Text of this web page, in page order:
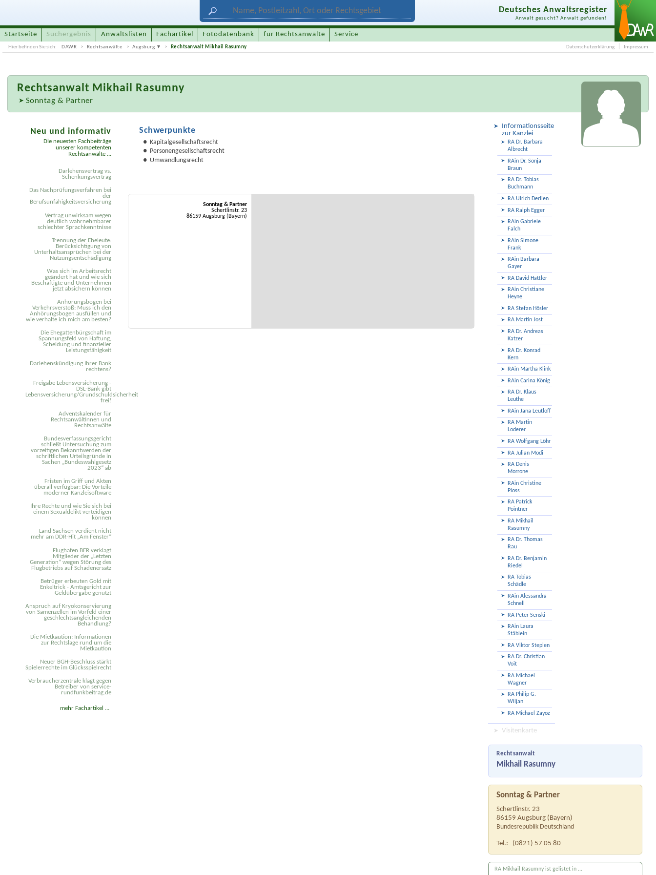
Deutsches Anwaltsregister
Anwalt gesucht? Anwalt gefunden!
Startseite Suchergebnis Anwaltslisten Fachartikel Fotodatenbank für Rechtsanwälte Service
Hier befinden Sie sich: DAWR Rechtsanwälte Augsburg Rechtsanwalt Mikhail Rasumny Datenschutzerklärung Impressum
Rechtsanwalt Mikhail Rasumny
Sonntag & Partner
Informationsseite
zur Kanzlei
RA Dr. Barbara
Albrecht
RAin Dr. Sonja
Braun
RA Dr. Tobias
Buchmann
RA Ulrich Derlien
RA Ralph Egger
RAin Gabriele
Falch
RAin Simone
Frank
RAin Barbara
Gayer
RA David Hattler
RAin Christiane
Heyne
RA Stefan Hösler
RA Martin Jost
RA Dr. Andreas
Katzer
RA Dr. Konrad
Kern
RAin Martha Klink
RAin Carina König
RA Dr. Klaus
Leuthe
RAin Jana Leutloff
RA Martin
Loderer
RA Wolfgang Löhr
RA Julian Modi
RA Denis
Morrone
RAin Christine
Ploss
RA Patrick
Pointner
RA Mikhail
Rasumny
RA Dr. Thomas
Rau
RA Dr. Benjamin
Riedel
RA Tobias
Schädle
RAin Alessandra
Schnell
RA Peter Senski
RAin Laura
Stäblein
RA Viktor Stepien
RA Dr. Christian
Voit
RA Michael
Wagner
RA Philip G.
Wiljan
RA Michael Zayoz
Visitenkarte
Rechtsanwalt
Mikhail Rasumny
Sonntag & Partner
Schertlinstr. 23
86159 Augsburg (Bayern)
Bundesrepublik Deutschland
Tel.: (0821) 57 05 80
RA Mikhail Rasumny ist gelistet in ...
Schwerpunkte
Kapitalgesellschaftsrecht
Personengesellschaftsrecht
Umwandlungsrecht
Sonntag & Partner
Schertlinstr. 23
86159 Augsburg (Bayern)
Neu und informativ
Die neuesten Fachbeiträge
unserer kompetenten
Rechtsanwälte ...
Darlehensvertrag vs.
Schenkungsvertrag
Das Nachprüfungsverfahren bei
der
Berufsunfähigkeitsversicherung
Vertrag unwirksam wegen
deutlich wahrnehmbarer
schlechter Sprachkenntnisse
Trennung der Eheleute:
Berücksichtigung von
Unterhaltsansprüchen bei der
Nutzungsentschädigung
Was sich im Arbeitsrecht
geändert hat und wie sich
Beschäftigte und Unternehmen
jetzt absichern können
Anhörungsbogen bei
Verkehrsverstoß: Muss ich den
Anhörungsbogen ausfüllen und
wie verhalte ich mich am besten?
Die Ehegattenbürgschaft im
Spannungsfeld von Haftung,
Scheidung und finanzieller
Leistungsfähigkeit
Darlehenskündigung Ihrer Bank
rechtens?
Freigabe Lebensversicherung -
DSL-Bank gibt
Lebensversicherung/Grundschuldsicherheit
frei!
Adventskalender für
Rechtsanwältinnen und
Rechtsanwälte
Bundesverfassungsgericht
schließt Untersuchung zum
vorzeitigen Bekanntwerden der
schriftlichen Urteilsgründe in
Sachen „Bundeswahlgesetz
2023“ ab
Fristen im Griff und Akten
überall verfügbar: Die Vorteile
moderner Kanzleisoftware
Ihre Rechte und wie Sie sich bei
einem Sexual­delikt verteidigen
können
Land Sachsen verdient nicht
mehr am DDR-Hit „Am Fenster“
Flughafen BER verklagt
Mitglieder der „Letzten
Generation“ wegen Störung des
Flugbetriebs auf Schadenersatz
Betrüger erbeuten Gold mit
Enkeltrick - Amtsgericht zur
Geldübergabe genutzt
Anspruch auf Kryokonservierung
von Samenzellen im Vorfeld einer
geschlechtsangleichenden
Behandlung?
Die Mietkaution: Informationen
zur Rechtslage rund um die
Mietkaution
Neuer BGH-Beschluss stärkt
Spielerrechte im Glücksspielrecht
Verbraucherzentrale klagt gegen
Betreiber von service-
rundfunkbeitrag.de
mehr Fachartikel ...